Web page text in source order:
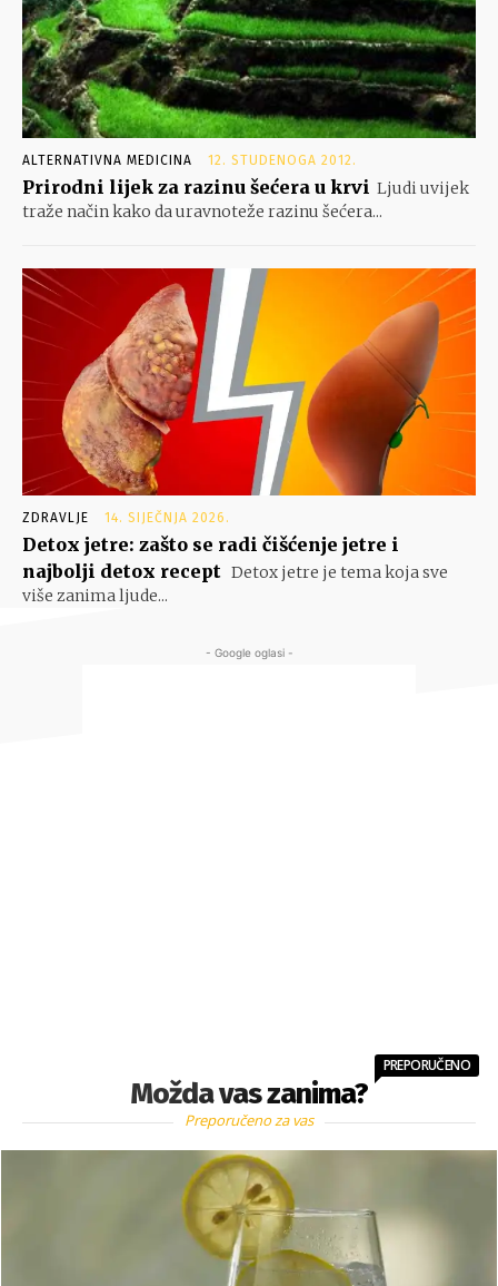
ALTERNATIVNA MEDICINA 12. STUDENOGA 2012.
Prirodni lijek za razinu šećera u krvi Ljudi uvijek
traže način kako da uravnoteže razinu šećera...
ZDRAVLJE 14. SIJEČNJA 2026.
Detox jetre: zašto se radi čišćenje jetre i
najbolji detox recept Detox jetre je tema koja sve
više zanima ljude...
- Google oglasi -
Možda vas zanima?
PREPORUČENO
Preporučeno za vas